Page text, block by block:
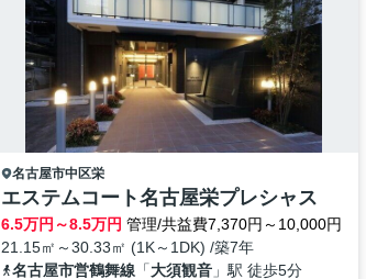
名古屋市中区栄
エステムコート名古屋栄プレシャス
6.5万円～8.5万円 管理/共益費7,370円～10,000円
21.15㎡～30.33㎡ (1K～1DK) /築7年
名古屋市営鶴舞線「大須観音」駅 徒歩5分